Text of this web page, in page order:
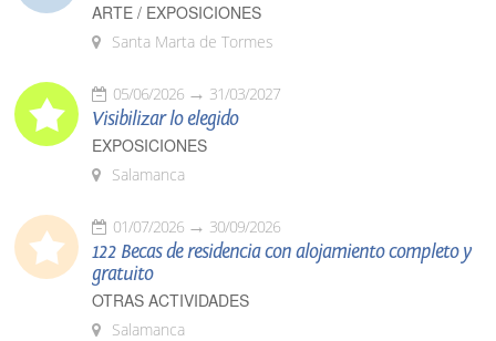
ARTE / EXPOSICIONES
Santa Marta de Tormes
05/06/2026 31/03/2027
Visibilizar lo elegido
EXPOSICIONES
Salamanca
01/07/2026 30/09/2026
122 Becas de residencia con alojamiento completo y
gratuito
OTRAS ACTIVIDADES
Salamanca